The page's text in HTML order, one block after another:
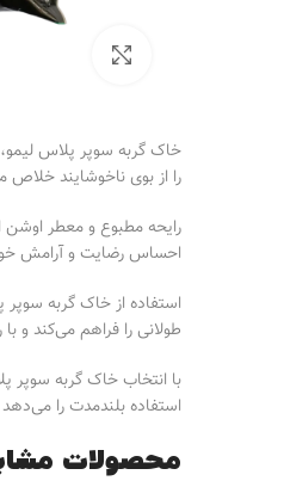
خاک گربه سوپر پلاس
را از بوی ناخوشایند خلاص می‌کند. بسته‌بندی 8 کیلوگرمی آن همچنین به شما امکان می‌دهد برای مدت طولانی
رایحه مطبوع و معطر اوشن
احساس رضایت و آرامش
استفاده از خاک گربه
طولانی را فراهم می‌کند و
با انتخاب خاک گربه سوپر
استفاده بلندمدت را
محصولات